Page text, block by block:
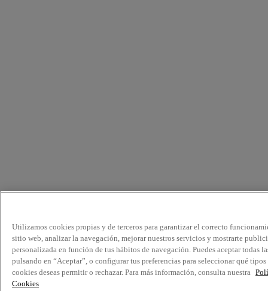
Utilizamos cookies propias y de terceros para garantizar el correcto
sitio web, analizar la navegación, mejorar nuestros servicios y mostrarte
personalizada en función de tus hábitos de navegación. Puedes aceptar todas
pulsando en “Aceptar”, o configurar tus preferencias para seleccionar qué tipos
cookies deseas permitir o rechazar. Para más información, consulta nuestra
Cookies